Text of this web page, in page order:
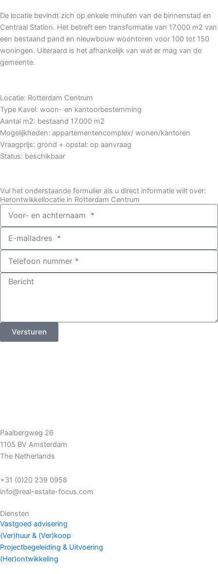
De locatie bevindt zich op enkele minuten van de binnenstad en
Centraal Station. Het betreft een transformatie van 17.000 m2 van
een bestaand pand en nieuwbouw woontoren voor 100 tot 150
woningen. Uiteraard is het afhankelijk van wat er mag van de
gemeente.
Locatie: Rotterdam Centrum
Type Kavel: woon- en kantoorbestemming
Aantal m2: bestaand 17.000 m2
Mogelijkheden: appartementencomplex/ wonen/kantoren
Vraagprijs: grond + opstal: op aanvraag
Status: beschikbaar
Vul het onderstaande formulier als u direct informatie wilt over:
Herontwikkellocatie in Rotterdam Centrum
Versturen
Paalbergweg 26
1105 BV Amsterdam
The Netherlands
+31 (0)20 239 0958
info@real-estate-focus.com
Diensten
Vastgoed advisering
(Ver)huur & (Ver)koop
Projectbegeleiding & Uitvoering
(Her)ontwikkeling